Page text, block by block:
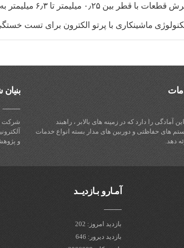
تا ۶٫۳ میلیمتر به کار می روند.
ماشینکاری با پرتو الکترون برای تست
آمادگی را دارد که در زمینه های بالابر ، راهبند
های حفاظتی و دوربین های مدار بسته انواع خدمات
دهد.
شرکت
و
آمـارو بـازدیــد
بازدید امروز: 202
بازدید دیرور: 646